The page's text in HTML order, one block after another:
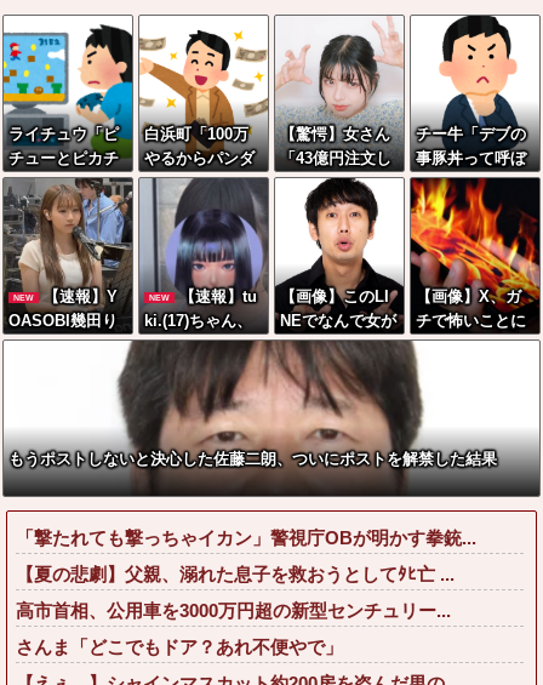
ライチュウ「ピ
チューとピカチ
ュウより圧倒的
に強いですｗｗ
ｗｗ」←こいつ
が不人気な理由
白浜町「100万
やるからパンダ
に代わる観光資
源考えて」
【驚愕】女さん
「43億円注文し
て………キャン
セルっと！」←
こいつの目的っ
て一体なんな
の？？？？？？
？
チー牛「デブの
事豚丼って呼ぼ
うぜ！」←これ
が流行らなかっ
た理由
NEW
【速報】Y
OASOBI幾田り
ら、最新のCカ
NEW
【速報】tu
ki.(17)ちゃん、
えちえち色白ボ
ディを公開www
wwwwww
【画像】このLI
NEでなんで女が
怒ってるのか分
かんない奴はモ
テない奴確定ら
しい←お前らは
勿論わかるよ
な？？？？？？
？
【画像】X、ガ
チで怖いことに
なる
もうポストしないと決心した佐藤二朗、ついにポストを解禁した結果
「撃たれても撃っちゃイカン」警視庁OBが明かす拳銃...
【夏の悲劇】父親、溺れた息子を救おうとしてﾀﾋ亡 ...
高市首相、公用車を3000万円超の新型センチュリー...
さんま「どこでもドア？あれ不便やで」